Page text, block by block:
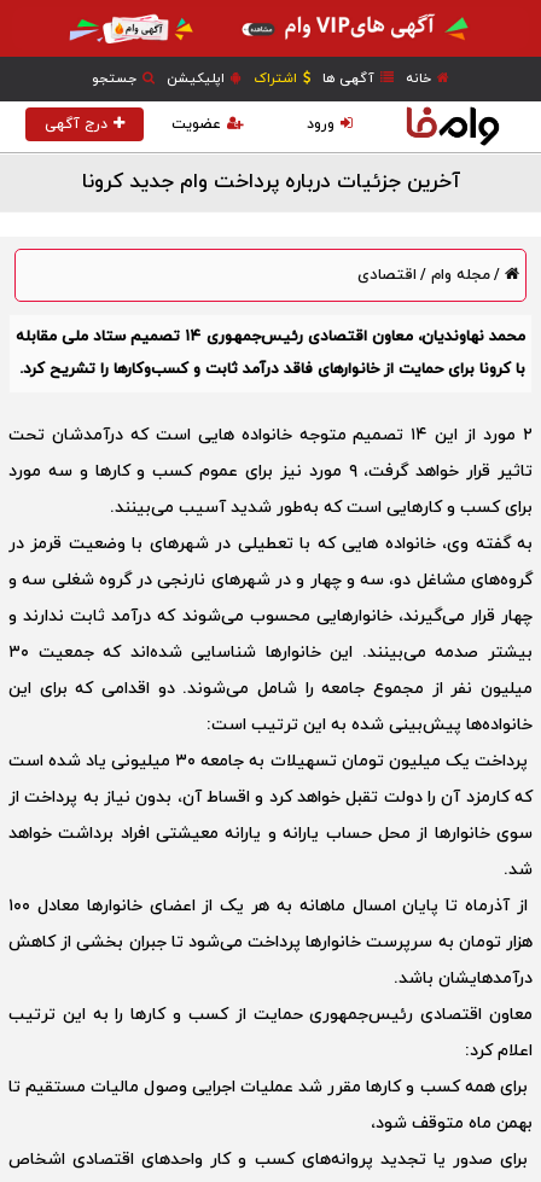
خانه آگهی ها اشتراک اپلیکیشن جستجو
درج آگهی عضویت ورود
آخرین جزئیات درباره پرداخت وام جدید کرونا
/مجله وام / اقتصادی
محمد نهاوندیان، معاون اقتصادی رئیس‌جمهوری ۱۴ تصمیم ستاد ملی مقابله
با کرونا برای حمایت از خانوارهای فاقد درآمد ثابت و کسب‌وکارها را تشریح کرد.
۲ مورد از این ۱۴ تصمیم متوجه خانواده هایی است که درآمدشان تحت
تاثیر قرار خواهد گرفت، ۹ مورد نیز برای عموم کسب و کارها و سه مورد
برای کسب و کارهایی است که به‌طور شدید آسیب می‌بینند.
به گفته وی، خانواده هایی که با تعطیلی در شهرهای با وضعیت قرمز در
گروه‌های مشاغل دو، سه و چهار و در شهرهای نارنجی در گروه شغلی سه و
چهار قرار می‌گیرند، خانوارهایی محسوب می‌شوند که درآمد ثابت ندارند و
بیشتر صدمه می‌بینند. این خانوارها شناسایی شده‌اند که جمعیت ۳۰
میلیون نفر از مجموع جامعه را شامل می‌شوند. دو اقدامی که برای این
خانواده‌ها پیش‌بینی شده به این ترتیب است:
پرداخت یک میلیون تومان تسهیلات به جامعه ۳۰ میلیونی یاد شده است
که کارمزد آن را دولت تقبل خواهد کرد و اقساط آن، بدون نیاز به پرداخت از
سوی خانوارها از محل حساب یارانه و یارانه معیشتی افراد برداشت خواهد
شد.
از آذرماه تا پایان امسال ماهانه به هر یک از اعضای خانوارها معادل ۱۰۰
هزار تومان به سرپرست خانوارها پرداخت می‌شود تا جبران بخشی از کاهش
درآمدهایشان باشد.
معاون اقتصادی رئیس‌جمهوری حمایت از کسب و کارها را به این ترتیب
اعلام کرد:
برای همه کسب و کارها مقرر شد عملیات اجرایی وصول مالیات مستقیم تا
بهمن ماه متوقف شود،
برای صدور یا تجدید پروانه‌های کسب و کار واحدهای اقتصادی اشخاص